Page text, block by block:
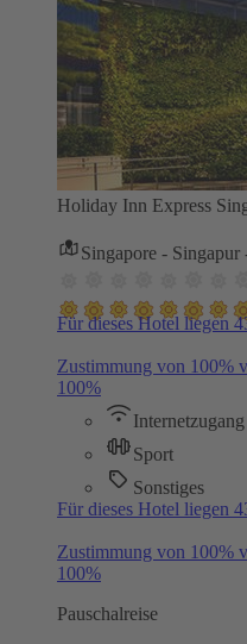
Holiday Inn Express
Singapore - Singapur
Für dieses Hotel liegen
Zustimmung von 100%
100%
Internetzugang
Sport
Sonstiges
Für dieses Hotel liegen
Zustimmung von 100%
100%
Pauschalreise